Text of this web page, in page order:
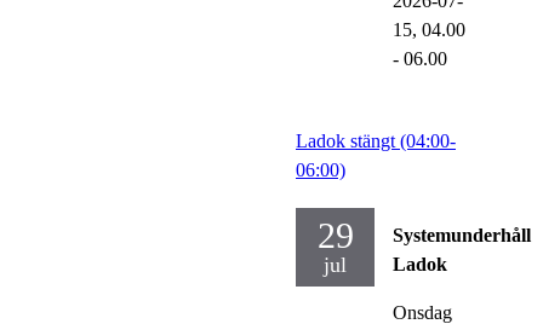
15, 04.00
- 06.00
Ladok stängt (04:00-
06:00)
29
jul
Systemunderhåll
Ladok
Onsdag